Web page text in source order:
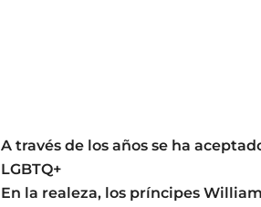
A través de los años se ha
LGBTQ+
En la realeza, los príncipes